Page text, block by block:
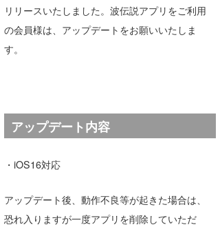
サーフィンエリアガイド
リリースいたしました。波伝説アプリをご利用
の会員様は、アップデートをお願いいたしま
す。
アップデート内容
・iOS16対応
アップデート後、動作不良等が起きた場合は、
恐れ入りますが一度アプリを削除していただ
ショップ情報
ショップ情報
伊豆
四国
ウラナミ
ルール＆How to
サーファーズ